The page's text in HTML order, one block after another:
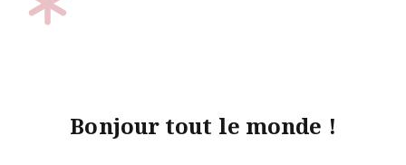
Bonjour tout le monde !